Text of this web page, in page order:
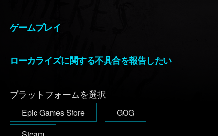
ゲームプレイ
ローカライズに関する不具合を報告したい
プラットフォームを選択
Epic Games Store
GOG